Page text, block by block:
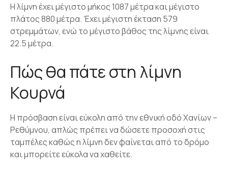
Η λίμνη έχει μέγιστο μήκος 1087 μέτρα και μέγιστο
πλάτος 880 μέτρα. Έχει μέγιστη έκταση 579
στρεμμάτων, ενώ το μέγιστο βάθος της λίμνης είναι
22.5 μέτρα.
Πώς θα πάτε στη λίμνη
Κουρνά
Η πρόσβαση είναι εύκολη από την εθνική οδό Χανίων –
Ρεθύμνου, απλώς πρέπει να δώσετε προσοχή στις
ταμπέλες καθώς η λίμνη δεν φαίνεται από το δρόμο
και μπορείτε εύκολα να χαθείτε.